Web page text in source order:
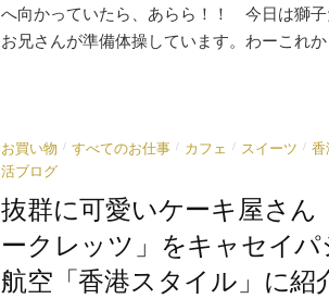
へ向かっていたら、あらら！！ 今日は獅子
お兄さんが準備体操しています。わーこれ
お買い物 / すべてのお仕事 / カフェ / スイーツ / 香
活ブログ
抜群に可愛いケーキ屋さん
ークレッツ」をキャセイパ
航空「香港スタイル」に紹